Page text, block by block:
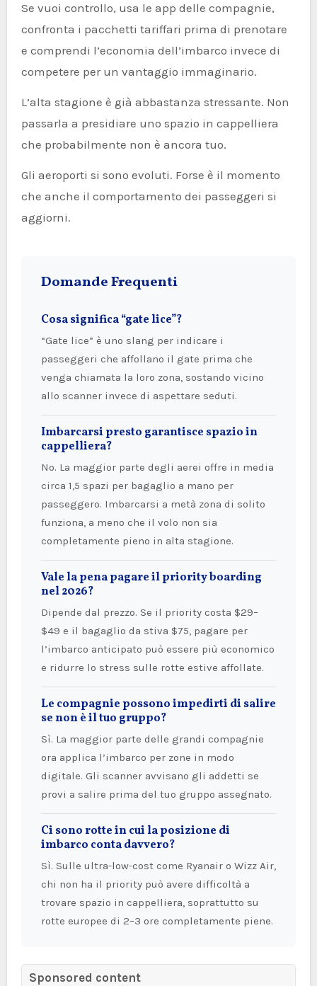
Se vuoi controllo, usa le app delle compagnie,
confronta i pacchetti tariffari prima di prenotare
e comprendi l’economia dell’imbarco invece di
competere per un vantaggio immaginario.
L’alta stagione è già abbastanza stressante. Non
passarla a presidiare uno spazio in cappelliera
che probabilmente non è ancora tuo.
Gli aeroporti si sono evoluti. Forse è il momento
che anche il comportamento dei passeggeri si
aggiorni.
Domande Frequenti
Cosa significa “gate lice”?
“Gate lice” è uno slang per indicare i
passeggeri che affollano il gate prima che
venga chiamata la loro zona, sostando vicino
allo scanner invece di aspettare seduti.
Imbarcarsi presto garantisce spazio in
cappelliera?
No. La maggior parte degli aerei offre in media
circa 1,5 spazi per bagaglio a mano per
passeggero. Imbarcarsi a metà zona di solito
funziona, a meno che il volo non sia
completamente pieno in alta stagione.
Vale la pena pagare il priority boarding
nel 2026?
Dipende dal prezzo. Se il priority costa $29–
$49 e il bagaglio da stiva $75, pagare per
l’imbarco anticipato può essere più economico
e ridurre lo stress sulle rotte estive affollate.
Le compagnie possono impedirti di salire
se non è il tuo gruppo?
Sì. La maggior parte delle grandi compagnie
ora applica l’imbarco per zone in modo
digitale. Gli scanner avvisano gli addetti se
provi a salire prima del tuo gruppo assegnato.
Ci sono rotte in cui la posizione di
imbarco conta davvero?
Sì. Sulle ultra-low-cost come Ryanair o Wizz Air,
chi non ha il priority può avere difficoltà a
trovare spazio in cappelliera, soprattutto su
rotte europee di 2–3 ore completamente piene.
Sponsored content